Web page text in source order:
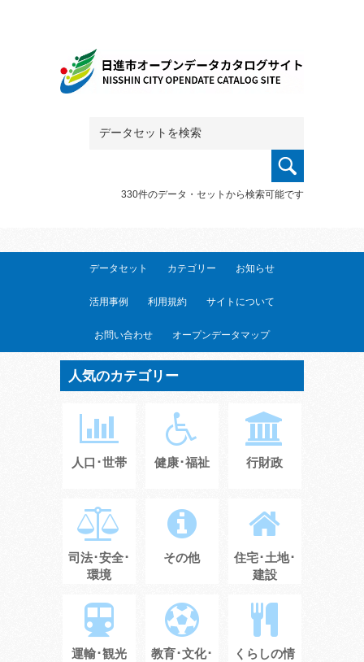
330件のデータ・セットから検索可能です
データセット カテゴリー お知らせ
活用事例 利用規約 サイトについて
お問い合わせ オープンデータマップ
人気のカテゴリー
人口･世帯 健康･福祉 行財政
司法･安全･
環境
その他
住宅･土地･
建設
運輸･観光
教育･文化･
くらしの情